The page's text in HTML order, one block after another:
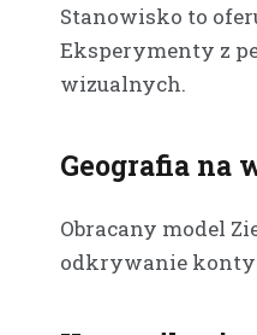
Stanowisko to
Eksperymenty z
wizualnych.
Geografia na
Obracany model
odkrywanie